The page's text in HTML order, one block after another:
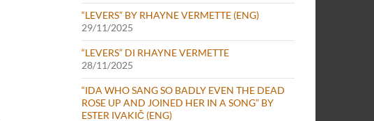
“LEVERS” BY RHAYNE VERMETTE (ENG)
29/11/2025
“LEVERS” DI RHAYNE VERMETTE
28/11/2025
“IDA WHO SANG SO BADLY EVEN THE DEAD
ROSE UP AND JOINED HER IN A SONG” BY
ESTER IVAKIČ (ENG)